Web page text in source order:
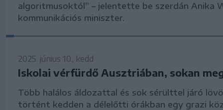
algoritmusoktól” – jelentette be szerdán Anika
kommunikációs miniszter.
2025. június 10., kedd
Iskolai vérfürdő Ausztriában, sokan
Több halálos áldozattal és sok sérülttel járó
történt kedden a délelőtti órákban egy grazi